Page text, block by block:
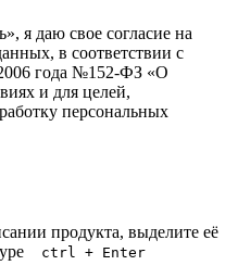
я даю свое согласие на
в соответствии с
года №152-ФЗ «О
и для целей,
персональных
продукта, выделите её
ctrl + Enter